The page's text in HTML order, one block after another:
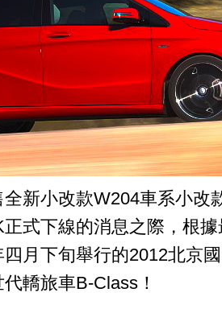
新小改款W204車系小改
式下線的消息之際，根
月下旬舉行的2012北京
轎旅車B-Class！